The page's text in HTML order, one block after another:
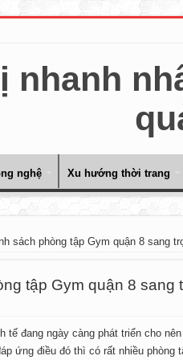
nghệ Xu hướng thời trang
sách phòng tập Gym quận 8 sang
tập Gym quận 8 sang
tế đang ngày càng phát triển cho
ứng điều đó thì có rất nhiều